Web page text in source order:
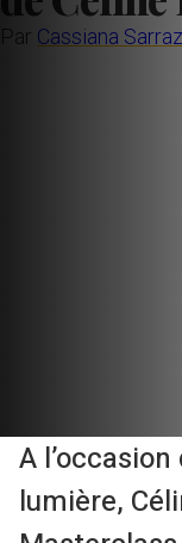
Par Cassiana
A
lumière,